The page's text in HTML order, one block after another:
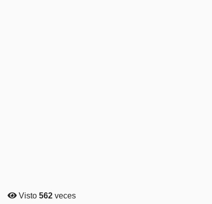
Visto 562 veces